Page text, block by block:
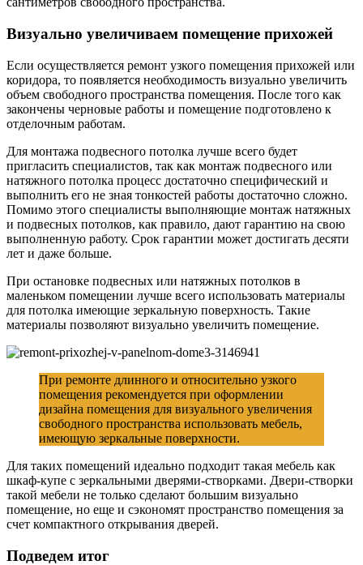
Визуально увеличиваем помещение прихожей
Если осуществляется ремонт узкого помещения прихожей или
коридора, то появляется необходимость визуально увеличить
объем свободного пространства помещения. После того как
закончены черновые работы и помещение подготовлено к
отделочным работам.
Для монтажа подвесного потолка лучше всего будет
пригласить специалистов, так как монтаж подвесного или
натяжного потолка процесс достаточно специфический и
выполнить его не зная тонкостей работы достаточно сложно.
Помимо этого специалисты выполняющие монтаж натяжных
и подвесных потолков, как правило, дают гарантию на свою
выполненную работу. Срок гарантии может достигать десяти
лет и даже больше.
При остановке подвесных или натяжных потолков в
маленьком помещении лучше всего использовать материалы
для потолка имеющие зеркальную поверхность. Такие
материалы позволяют визуально увеличить помещение.
При ремонте длинного и относительно узкого
помещения рекомендуется при оформлении
дизайна помещения для визуального увеличения
свободного пространства использовать мебель,
имеющую зеркальные поверхности.
Для таких помещений идеально подходит такая мебель как
шкаф-купе с зеркальными дверями-створками. Двери-створки
такой мебели не только сделают большим визуально
помещение, но еще и сэкономят пространство помещения за
счет компактного открывания дверей.
Подведем итог